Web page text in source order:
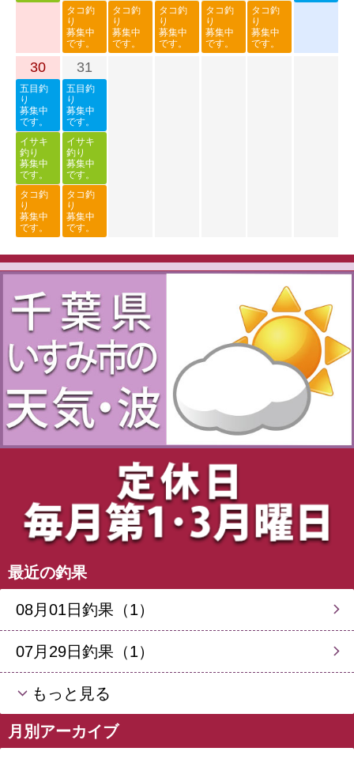
タコ釣
り
募集中
です。
タコ釣
り
募集中
です。
タコ釣
り
募集中
です。
タコ釣
り
募集中
です。
タコ釣
り
募集中
です。
30
五目釣
り
募集中
です。
イサキ
釣り
募集中
です。
タコ釣
り
募集中
です。
31
五目釣
り
募集中
です。
イサキ
釣り
募集中
です。
タコ釣
り
募集中
です。
最近の釣果
08月01日釣果（1）
07月29日釣果（1）
もっと見る
月別アーカイブ